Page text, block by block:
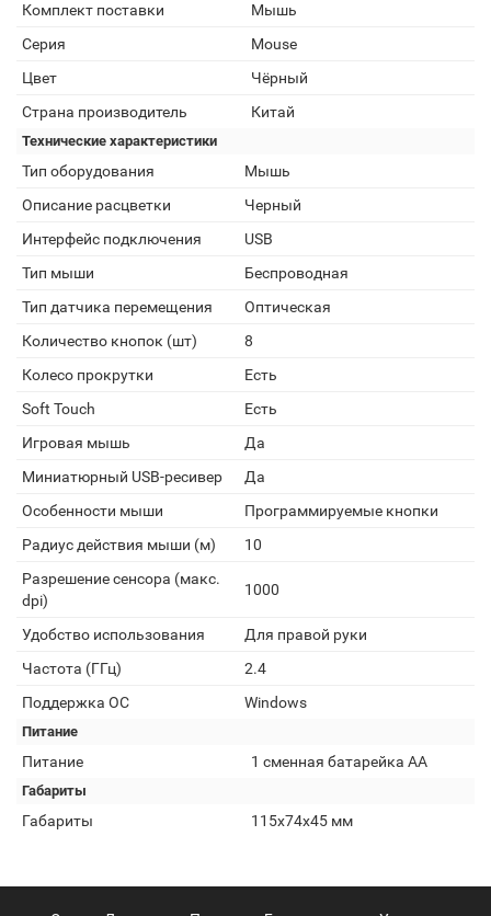
Комплект поставки
Мышь
Серия
Mouse
Цвет
Чёрный
Страна производитель
Китай
Технические характеристики
Тип оборудования
Мышь
Описание расцветки
Черный
Интерфейс подключения
USB
Тип мыши
Беспроводная
Тип датчика перемещения
Оптическая
Количество кнопок (шт)
8
Колесо прокрутки
Есть
Soft Touch
Есть
Игровая мышь
Да
Миниатюрный USB-ресивер
Да
Особенности мыши
Программируемые кнопки
Радиус действия мыши (м)
10
Разрешение сенсора (макс.
dpi)
1000
Удобство использования
Для правой руки
Частота (ГГц)
2.4
Поддержка ОС
Windows
Питание
Питание 1 сменная батарейка АА
Габариты
Габариты 115x74x45 мм